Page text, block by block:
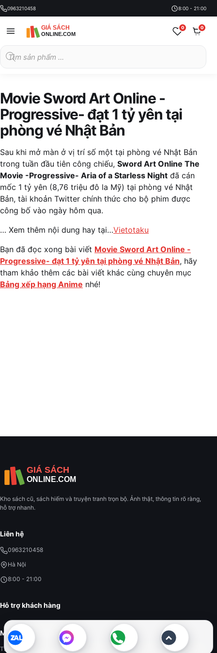
0963210458 8:00 - 21:00
kiếm
sản
0 0
Movie Sword Art Online -
Progressive- đạt 1 tỷ yên tại
phòng vé Nhật Bản
Sau khi mở màn ở vị trí số một tại phòng vé Nhật Bản
trong tuần đầu tiên công chiếu, Sword Art Online The
Movie -Progressive- Aria of a Starless Night đã cán
mốc 1 tỷ yên (8,76 triệu đô la Mỹ) tại phòng vé Nhật
Bản, tài khoản Twitter chính thức cho bộ phim được
công bố vào ngày hôm qua.
… Xem thêm nội dung hay tại…Vietotaku
Bạn đã đọc xong bài viết Movie Sword Art Online -
Progressive- đạt 1 tỷ yên tại phòng vé Nhật Bản, hãy
tham khảo thêm các bài viết khác cùng chuyên mục
Bảng xếp hạng Anime nhé!
Kho sách cũ, sách hiếm và truyện tranh trọn bộ. Ảnh thật, thông tin rõ ràng,
hỗ trợ nhanh.
Liên hệ
0963210458
Hà Nội
8:00 - 21:00
Hỗ trợ khách hàng
Mua hàng an tâm
Thông tin rõ ràng, hỗ trợ xác nhận tình trạng sách và phương thức giao hàng